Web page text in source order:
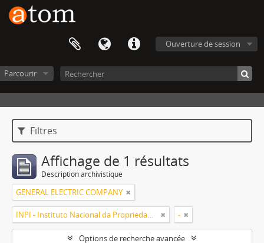
Ouverture de session
Parcourir
Filtres
Affichage de 1 résultats
Description archivistique
GENERAL ELECTRIC COMPANY
INPI - Instituto Nacional da Propriedade Industrial -
Options de recherche avancée